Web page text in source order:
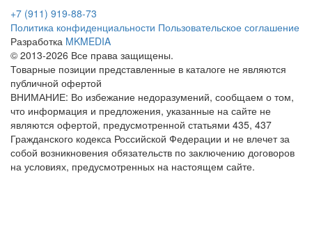
+7 (911) 919-88-73
Политика конфиденциальности Пользовательское соглашение
Разработка MKMEDIA
© 2013-2026 Все права защищены.
Товарные позиции представленные в каталоге не являются
публичной офертой
ВНИМАНИЕ: Во избежание недоразумений, сообщаем о том,
что информация и предложения, указанные на сайте не
являются офертой, предусмотренной статьями 435, 437
Гражданского кодекса Российской Федерации и не влечет за
собой возникновения обязательств по заключению договоров
на условиях, предусмотренных на настоящем сайте.